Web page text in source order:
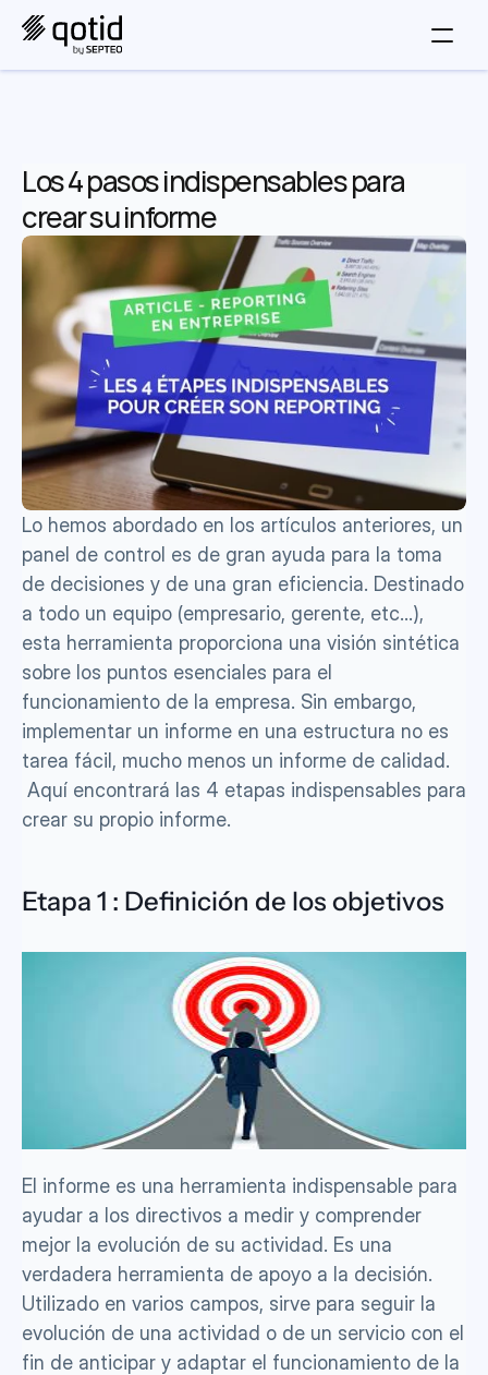
Los 4 pasos indispensables para
crear su informe
Lo hemos abordado en los artículos anteriores, un
panel de control es de gran ayuda para la toma
de decisiones y de una gran eficiencia. Destinado
a todo un equipo (empresario, gerente, etc...),
esta herramienta proporciona una visión sintética
sobre los puntos esenciales para el
funcionamiento de la empresa. Sin embargo,
implementar un informe en una estructura no es
tarea fácil, mucho menos un informe de calidad.
Aquí encontrará las 4 etapas indispensables para
crear su propio informe.
Etapa 1 : Definición de los objetivos
El informe es una herramienta indispensable para
ayudar a los directivos a medir y comprender
mejor la evolución de su actividad. Es una
verdadera herramienta de apoyo a la decisión.
Utilizado en varios campos, sirve para seguir la
evolución de una actividad o de un servicio con el
fin de anticipar y adaptar el funcionamiento de la